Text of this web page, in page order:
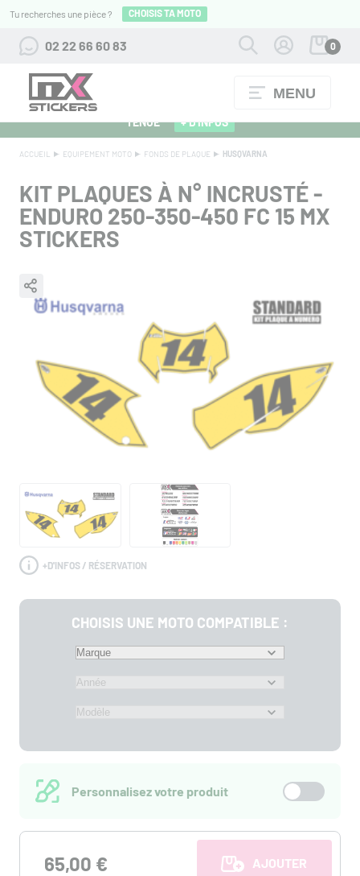
Tu recherches une pièce ? CHOISIS TA MOTO
02 22 66 60 83 0
MENU
ALPINESTARS 27 : FLOCAGE OFFERT POUR L'ACHAT D'UNE
TENUE
+ D'INFOS
ACCUEIL EQUIPEMENT MOTO FONDS DE PLAQUE HUSQVARNA
KIT PLAQUES À N° INCRUSTÉ -
ENDURO 250-350-450 FC 15 MX
STICKERS
+D'INFOS / RÉSERVATION
CHOISIS UNE MOTO COMPATIBLE :
Personnalisez votre produit
65,00 € AJOUTER AU